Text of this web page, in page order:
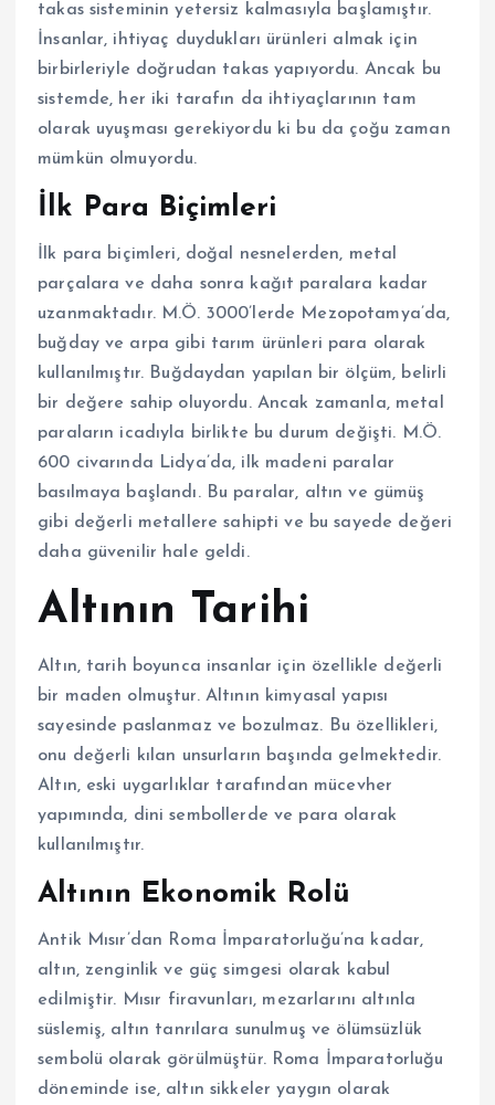
takas sisteminin yetersiz kalmasıyla başlamıştır.
İnsanlar, ihtiyaç duydukları ürünleri almak için
birbirleriyle doğrudan takas yapıyordu. Ancak bu
sistemde, her iki tarafın da ihtiyaçlarının tam
olarak uyuşması gerekiyordu ki bu da çoğu zaman
mümkün olmuyordu.
İlk Para Biçimleri
İlk para biçimleri, doğal nesnelerden, metal
parçalara ve daha sonra kağıt paralara kadar
uzanmaktadır. M.Ö. 3000’lerde Mezopotamya’da,
buğday ve arpa gibi tarım ürünleri para olarak
kullanılmıştır. Buğdaydan yapılan bir ölçüm, belirli
bir değere sahip oluyordu. Ancak zamanla, metal
paraların icadıyla birlikte bu durum değişti. M.Ö.
600 civarında Lidya’da, ilk madeni paralar
basılmaya başlandı. Bu paralar, altın ve gümüş
gibi değerli metallere sahipti ve bu sayede değeri
daha güvenilir hale geldi.
Altının Tarihi
Altın, tarih boyunca insanlar için özellikle değerli
bir maden olmuştur. Altının kimyasal yapısı
sayesinde paslanmaz ve bozulmaz. Bu özellikleri,
onu değerli kılan unsurların başında gelmektedir.
Altın, eski uygarlıklar tarafından mücevher
yapımında, dini sembollerde ve para olarak
kullanılmıştır.
Altının Ekonomik Rolü
Antik Mısır’dan Roma İmparatorluğu’na kadar,
altın, zenginlik ve güç simgesi olarak kabul
edilmiştir. Mısır firavunları, mezarlarını altınla
süslemiş, altın tanrılara sunulmuş ve ölümsüzlük
sembolü olarak görülmüştür. Roma İmparatorluğu
döneminde ise, altın sikkeler yaygın olarak